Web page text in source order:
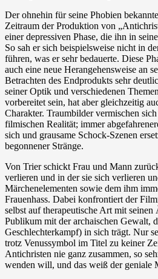
Der ohnehin für seine Phobien
Zeitraum der Produktion von
einer depressiven Phase, die ihn in
So sah er sich beispielsweise nicht in
führen, was er sehr bedauerte. Diese
auch eine neue Herangehensweise an
Betrachten des Endprodukts sehr
seiner Optik und verschiedenen
vorbereitet sein, hat aber gleichzeitig
Charakter. Traumbilder vermischen
filmischen Realität; immer
sich und grausame Schock-Szenen
begonnener Stränge.
Von Trier schickt Frau und Mann
verlieren und in der sie sich verlieren
Märchenelementen sowie dem ihm
Frauenhass. Dabei konfrontiert der
selbst auf therapeutische Art mit seinen
Publikum mit der archaischen Gewalt,
Geschlechterkampf) in sich trägt. Nur
trotz Venussymbol im Titel zu keiner
Antichristen nie ganz zusammen, so
wenden will, und das weiß der geniale